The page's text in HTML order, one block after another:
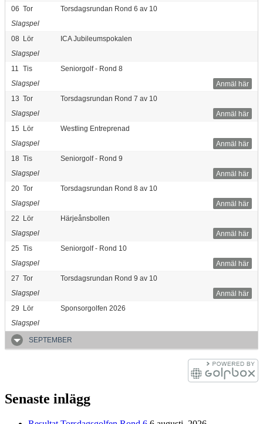
06 Tor
Torsdagsrundan Rond 6 av 10
Slagspel
08 Lör
ICA Jubileumspokalen
Slagspel
11
Tis
Seniorgolf - Rond 8
Anmäl här
Slagspel
13 Tor
Torsdagsrundan Rond 7 av 10
Anmäl här
Slagspel
15 Lör
Westling Entreprenad
Anmäl här
Slagspel
18 Tis
Seniorgolf - Rond 9
Anmäl här
Slagspel
20 Tor
Torsdagsrundan Rond 8 av 10
Anmäl här
Slagspel
22 Lör
Härjeånsbollen
Anmäl här
Slagspel
25 Tis
Seniorgolf - Rond 10
Anmäl här
Slagspel
27 Tor
Torsdagsrundan Rond 9 av 10
Anmäl här
Slagspel
29 Lör
Sponsorgolfen 2026
Slagspel
SEPTEMBER
Senaste inlägg